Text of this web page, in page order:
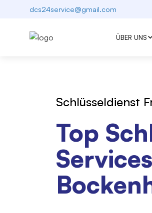
dcs24service@gmail.com
ÜBER UNS
Schlüsseldienst
Top